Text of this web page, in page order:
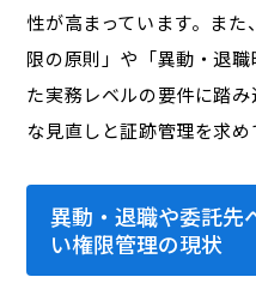
性が高まっています。ま
限の原則」や「異動・退
た実務レベルの要件に踏
な見直しと証跡管理を求め
異動・退職や委託先
い権限管理の現状